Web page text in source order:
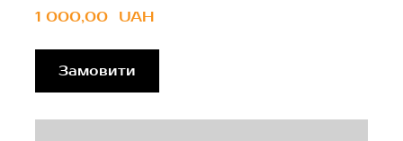
1 000,00  UAH
Замовити